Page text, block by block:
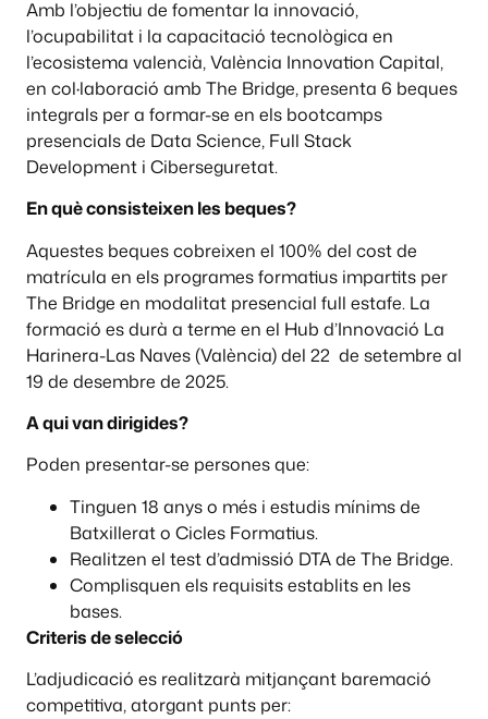
Amb l’objectiu de fomentar la innovació,
l’ocupabilitat i la capacitació tecnològica en
l’ecosistema valencià, València Innovation Capital,
en col·laboració amb The Bridge, presenta 6 beques
integrals per a formar-se en els bootcamps
presencials de Data Science, Full Stack
Development i Ciberseguretat.
En què consisteixen les beques?
Aquestes beques cobreixen el 100% del cost de
matrícula en els programes formatius impartits per
The Bridge en modalitat presencial full estafe. La
formació es durà a terme en el Hub d’Innovació La
Harinera-Las Naves (València) del 22 de setembre al
19 de desembre de 2025.
A qui van dirigides?
Poden presentar-se persones que:
Tinguen 18 anys o més i estudis mínims de
Batxillerat o Cicles Formatius.
Realitzen el test d’admissió DTA de The Bridge.
Complisquen els requisits establits en les
bases.
Criteris de selecció
L’adjudicació es realitzarà mitjançant baremació
competitiva, atorgant punts per: